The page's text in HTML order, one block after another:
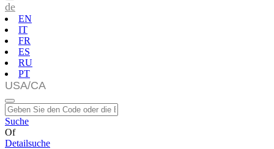
de
EN
IT
FR
ES
RU
PT
Suche
Of
Detailsuche